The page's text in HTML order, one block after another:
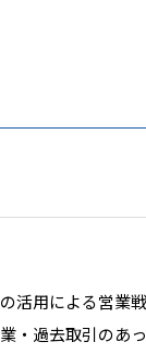
活用による営業
・過去取引のあ